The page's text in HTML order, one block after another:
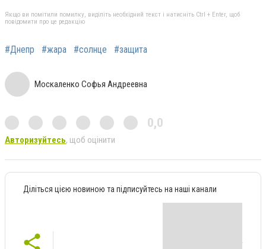
Якщо ви помітили помилку, виділіть необхідний текст і натисніть Ctrl + Enter, щоб
повідомити про це редакцію
#Днепр #жара #солнце #защита
Москаленко Софья Андреевна
0,0
Авторизуйтесь, щоб оцінити
Діліться цією новиною та підписуйтесь на наші канали